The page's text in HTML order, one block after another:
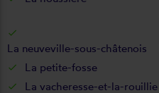
La neuveville-sous-châtenois
La petite-fosse
La vacheresse-et-la-rouillie